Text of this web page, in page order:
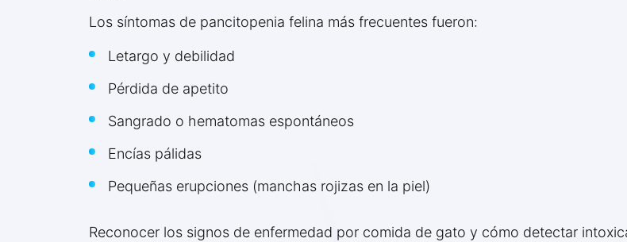
Los síntomas de pancitopenia felina más frecuentes fueron:
Letargo y debilidad
Pérdida de apetito
Sangrado o hematomas espontáneos
Encías pálidas
Pequeñas erupciones (manchas rojizas en la piel)
Reconocer los signos de enfermedad por comida de gato y cómo detectar